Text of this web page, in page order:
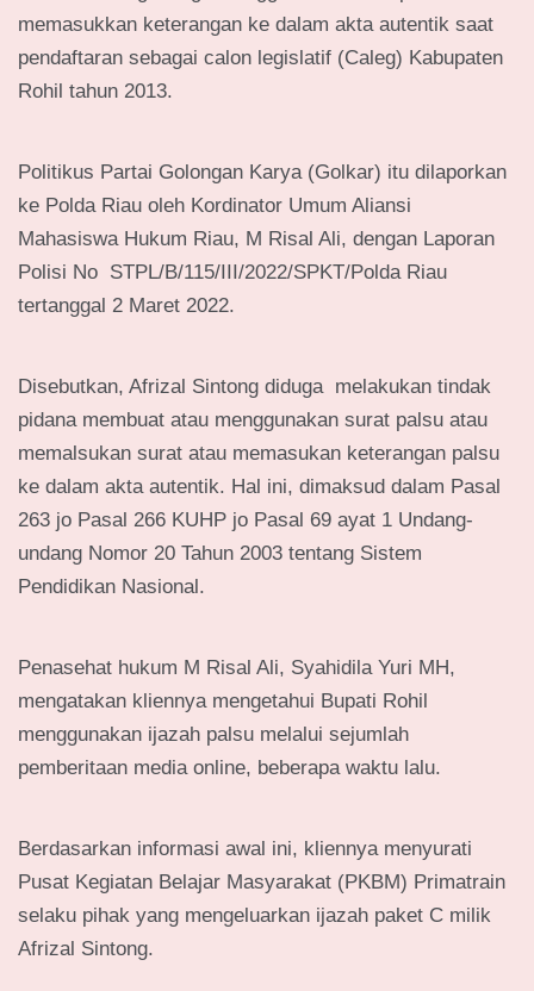
memasukkan keterangan ke dalam akta autentik saat
pendaftaran sebagai calon legislatif (Caleg) Kabupaten
Rohil tahun 2013.
Politikus Partai Golongan Karya (Golkar) itu dilaporkan
ke Polda Riau oleh Kordinator Umum Aliansi
Mahasiswa Hukum Riau, M Risal Ali, dengan Laporan
Polisi No STPL/B/115/III/2022/SPKT/Polda Riau
tertanggal 2 Maret 2022.
Disebutkan, Afrizal Sintong diduga melakukan tindak
pidana membuat atau menggunakan surat palsu atau
memalsukan surat atau memasukan keterangan palsu
ke dalam akta autentik. Hal ini, dimaksud dalam Pasal
263 jo Pasal 266 KUHP jo Pasal 69 ayat 1 Undang-
undang Nomor 20 Tahun 2003 tentang Sistem
Pendidikan Nasional.
Penasehat hukum M Risal Ali, Syahidila Yuri MH,
mengatakan kliennya mengetahui Bupati Rohil
menggunakan ijazah palsu melalui sejumlah
pemberitaan media online, beberapa waktu lalu.
Berdasarkan informasi awal ini, kliennya menyurati
Pusat Kegiatan Belajar Masyarakat (PKBM) Primatrain
selaku pihak yang mengeluarkan ijazah paket C milik
Afrizal Sintong.